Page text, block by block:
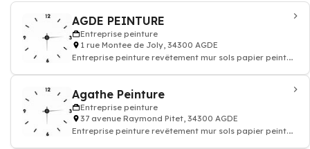
AGDE PEINTURE
Entreprise peinture
1 rue Montee de Joly, 34300 AGDE
Entreprise peinture revêtement mur sols papier peint.
Agathe Peinture
Entreprise peinture
37 avenue Raymond Pitet, 34300 AGDE
Entreprise peinture revêtement mur sols papier peint.